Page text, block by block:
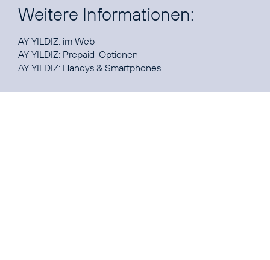
Weitere Informationen:
AY YILDIZ: im Web
AY YILDIZ: Prepaid-Optionen
AY YILDIZ: Handys & Smartphones